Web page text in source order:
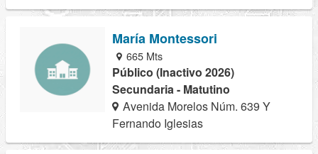
María Montessori
665 Mts
Público (Inactivo 2026)
Secundaria - Matutino
Avenida Morelos Núm. 639 Y
Fernando Iglesias